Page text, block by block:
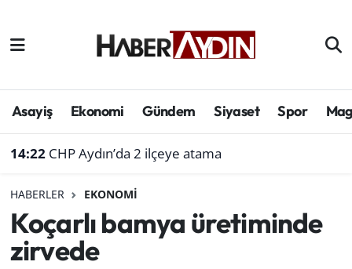
Asayiş Ekonomi Gündem Siyaset Spor
14:22 CHP Aydın’da 2 ilçeye atama
HABERLER EKONOMI
Koçarlı bamya üretiminde
zirvede
Afyonkarahisar
Çevre
Genel
Haber
Aydın Hava Durumu
Süper Lig Puan Durumu ve Fikstür
Son Dakika Haberleri
Haber Arşivi